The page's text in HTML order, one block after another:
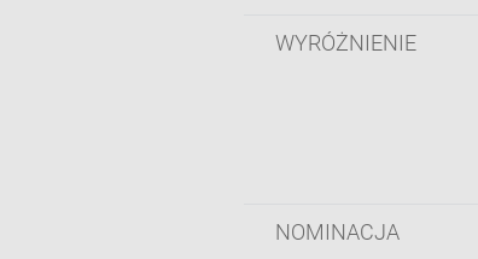
WYRÓŻNIENIE
NOMINACJA